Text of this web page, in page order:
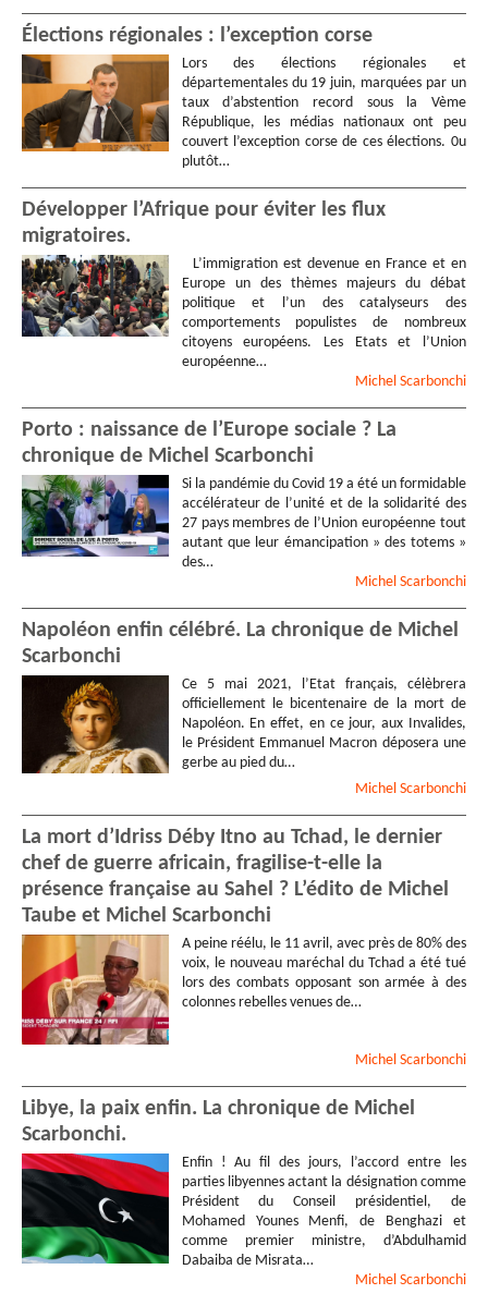
Élections régionales : l’exception corse
Lors des élections régionales et
départementales du 19 juin, marquées par un
taux d’abstention record sous la Vème
République, les médias nationaux ont peu
couvert l’exception corse de ces élections. 0u
plutôt…
Développer l’Afrique pour éviter les flux
migratoires.
L’immigration est devenue en France et en
Europe un des thèmes majeurs du débat
politique et l’un des catalyseurs des
comportements populistes de nombreux
citoyens européens. Les Etats et l’Union
européenne…
Michel Scarbonchi
Porto : naissance de l’Europe sociale ? La
chronique de Michel Scarbonchi
Si la pandémie du Covid 19 a été un formidable
accélérateur de l’unité et de la solidarité des
27 pays membres de l’Union européenne tout
autant que leur émancipation » des totems »
des…
Michel Scarbonchi
Napoléon enfin célébré. La chronique de Michel
Scarbonchi
Ce 5 mai 2021, l’Etat français, célèbrera
officiellement le bicentenaire de la mort de
Napoléon. En effet, en ce jour, aux Invalides,
le Président Emmanuel Macron déposera une
gerbe au pied du…
Michel Scarbonchi
La mort d’Idriss Déby Itno au Tchad, le dernier
chef de guerre africain, fragilise-t-elle la
présence française au Sahel ? L’édito de Michel
Taube et Michel Scarbonchi
A peine réélu, le 11 avril, avec près de 80% des
voix, le nouveau maréchal du Tchad a été tué
lors des combats opposant son armée à des
colonnes rebelles venues de…
Michel Scarbonchi
Libye, la paix enfin. La chronique de Michel
Scarbonchi.
Enfin ! Au fil des jours, l’accord entre les
parties libyennes actant la désignation comme
Président du Conseil présidentiel, de
Mohamed Younes Menfi, de Benghazi et
comme premier ministre, d’Abdulhamid
Dabaiba de Misrata…
Michel Scarbonchi